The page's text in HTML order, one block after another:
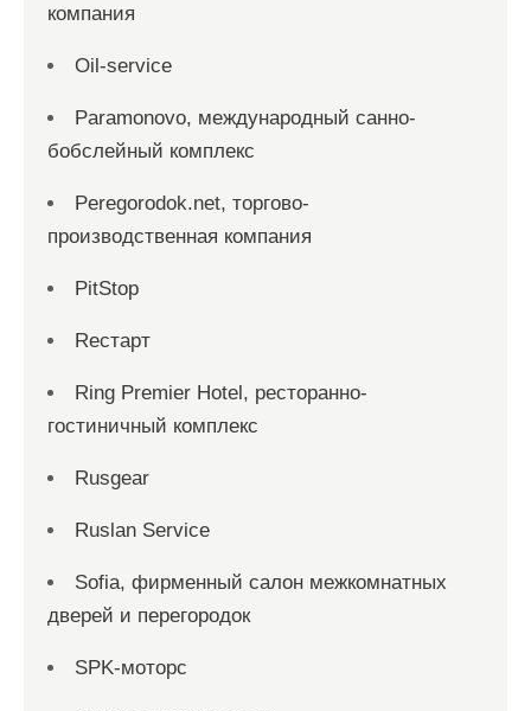
компания
Oil-service
Paramonovo, международный санно-
бобслейный комплекс
Peregorodok.net, торгово-
производственная компания
PitStop
Reстарт
Ring Premier Hotel, ресторанно-
гостиничный комплекс
Rusgear
Ruslan Service
Sofia, фирменный салон межкомнатных
дверей и перегородок
SPK-моторс